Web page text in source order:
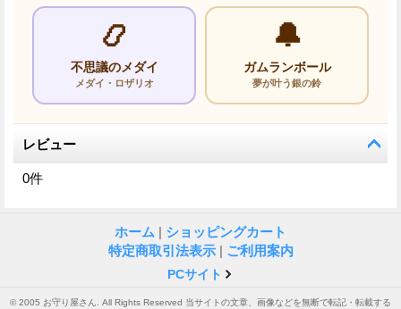
📿
不思議のメダイ
メダイ・ロザリオ
🔔
ガムランボール
夢が叶う銀の鈴
レビュー
0件
ホーム | ショッピングカート
特定商取引法表示 | ご利用案内
PCサイト
© 2005 お守り屋さん. All Rights Reserved 当サイトの文章、画像などを無断で転記・転載する